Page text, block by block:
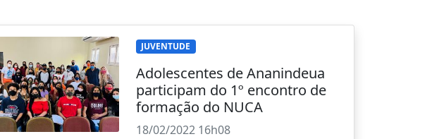
JUVENTUDE
Adolescentes de Ananindeua
participam do 1º encontro de
formação do NUCA
18/02/2022 16h08